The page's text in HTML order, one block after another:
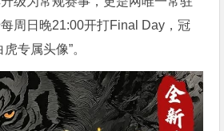
周日晚21:00开打Final Day，冠
专属头像”。